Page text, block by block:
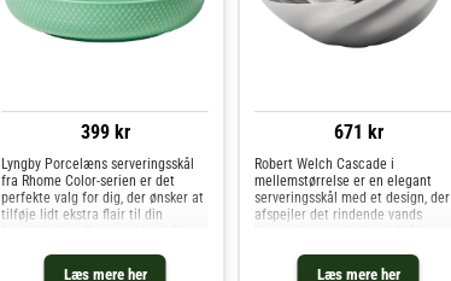
399 kr
Læs mere her
Lyngby Porcelæns serveringsskål
fra Rhome Color-serien er det
perfekte valg for dig, der ønsker at
tilføje lidt ekstra flair til din
mønster, men med en smuk farve.
671 kr
Læs mere her
Robert Welch Cascade i
mellemstørrelse er en elegant
serveringsskål med et design, der
afspejler det rindende vands
gør den til et naturligt blikfang på